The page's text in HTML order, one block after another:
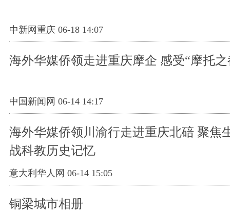
中新网重庆 06-18 14:07
海外华媒侨领走进重庆摩企 感受“摩托
中国新闻网 06-14 14:17
海外华媒侨领川渝行走进重庆北碚 聚焦
战科教历史记忆
意大利华人网 06-14 15:05
铜梁城市相册